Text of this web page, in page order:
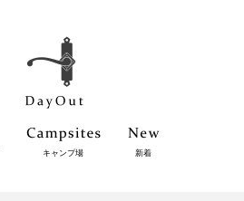
キャンプ場 新着